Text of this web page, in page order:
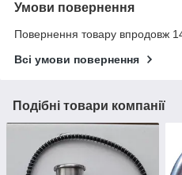
Умови повернення
Повернення товару впродовж
Всі умови повернення
Подібні товари компанії